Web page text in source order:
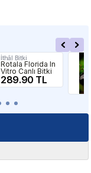
İthâl Bitki
Rotala Florida In
Vitro Canlı Bitki
289.90 TL